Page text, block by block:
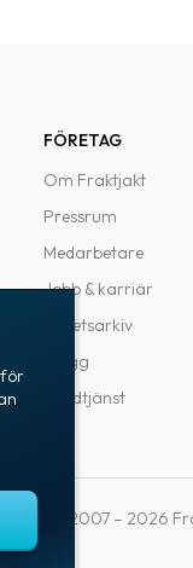
FÖRETAG
Om Fraktjakt
Pressrum
Medarbetare
Jobb & karriär
Nyhetsarkiv
Blogg
Kundtjänst
© 2007 – 2026
för